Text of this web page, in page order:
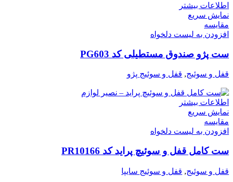
اطلاعات بیشتر
نمایش سریع
مقایسه
افزودن به لیست دلخواه
ست پژو صندوق مستطیلی کد PG603
قفل و سوئیج, قفل و سوئیج پژو
اطلاعات بیشتر
نمایش سریع
مقایسه
افزودن به لیست دلخواه
ست کامل قفل و سوئیچ پراید کد PR10166
قفل و سوئیج, قفل و سوئیج سایپا